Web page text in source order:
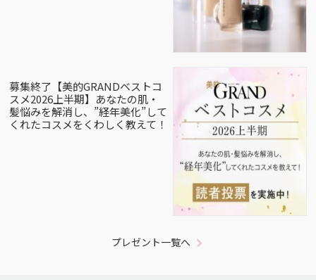
募集終了【美的GRANDベストコ
スメ2026上半期】あなたの肌・
髪悩みを解消し、”経年美化”して
くれたコスメをくわしく教えて！
プレゼント一覧へ